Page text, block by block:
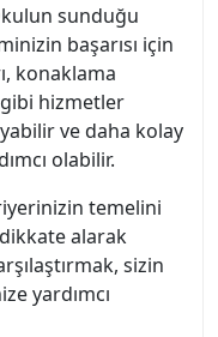
sunduğu
başarısı için
konaklama
gibi hizmetler
ve daha kolay
olabilir.
temelini
alarak
sizin
yardımcı